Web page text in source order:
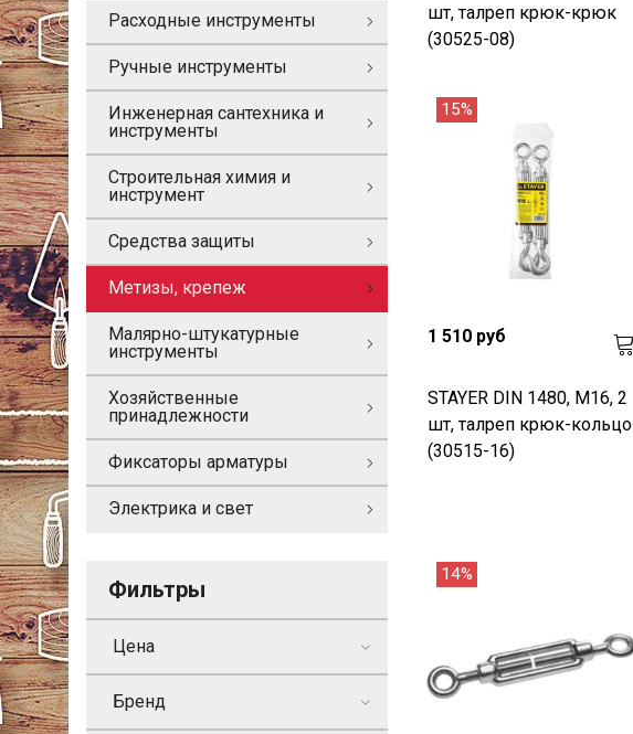
шт, талреп крюк-крюк
(30525-08)
15%
1 510 руб
STAYER DIN 1480, М16, 2
шт, талреп крюк-кольцо
(30515-16)
14%
Расходные инструменты
Ручные инструменты
Инженерная сантехника и
инструменты
Строительная химия и
инструмент
Средства защиты
Метизы, крепеж
Малярно-штукатурные
инструменты
Хозяйственные
принадлежности
Фиксаторы арматуры
Электрика и свет
Фильтры
Цена
Бренд